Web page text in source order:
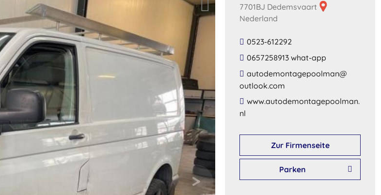
7701BJ Dedemsvaart
Nederland
0523-612292
0657258913 what-app
​autodemontagepoolman​@​
outlook​.​com​
​www​.​autodemontagepoolman​.​
nl​
Zur Firmenseite
Parken